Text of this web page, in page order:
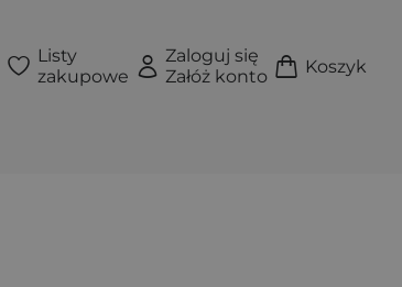
Listy
zakupowe
Zaloguj się
Załóż konto
Koszyk